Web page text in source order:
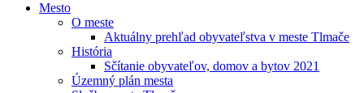
Mesto
O meste
Aktuálny prehľad obyvateľstva v meste Tlmače
História
Sčítanie obyvateľov, domov a bytov 2021
Územný plán mesta